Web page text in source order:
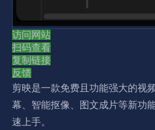
访问网站
扫码查看
复制链接
反馈
剪映是一款免费且功能强大的视
幕、智能抠像、图文成片等新功
速上手。